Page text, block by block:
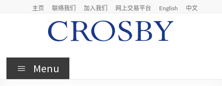
主页 联络我们 加入我们 网上交易平台 English 中文
Crosby
Crosby
Menu